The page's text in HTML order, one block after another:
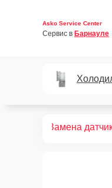
Asko Service Center
Сервис в Барнауле
Замена